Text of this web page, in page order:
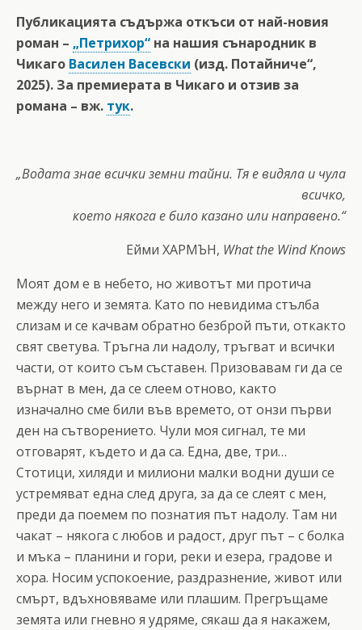
Публикацията съдържа откъси от най-новия
роман – „Петрихор“ на нашия сънародник в
Чикаго Василен Васевски (изд. Потайниче“,
2025). За премиерата в Чикаго и отзив за
романа – вж. тук.
„Водата знае всички земни тайни. Тя е видяла и чула
всичко,
което някога е било казано или направено.“
Ейми ХАРМЪН, What the Wind Knows
Моят дом е в небето, но животът ми протича
между него и земята. Като по невидима стълба
слизам и се качвам обратно безброй пъти, откакто
свят светува. Тръгна ли надолу, тръгват и всички
части, от които съм съставен. Призовавам ги да се
върнат в мен, да се слеем отново, както
изначално сме били във времето, от онзи първи
ден на сътворението. Чули моя сигнал, те ми
отговарят, където и да са. Една, две, три…
Стотици, хиляди и милиони малки водни души се
устремяват една след друга, за да се слеят с мен,
преди да поемем по познатия път надолу. Там ни
чакат – някога с любов и радост, друг път – с болка
и мъка – планини и гори, реки и езера, градове и
хора. Носим успокоение, раздразнение, живот или
смърт, вдъхновяваме или плашим. Прегръщаме
земята или гневно я удряме, сякаш да я накажем,